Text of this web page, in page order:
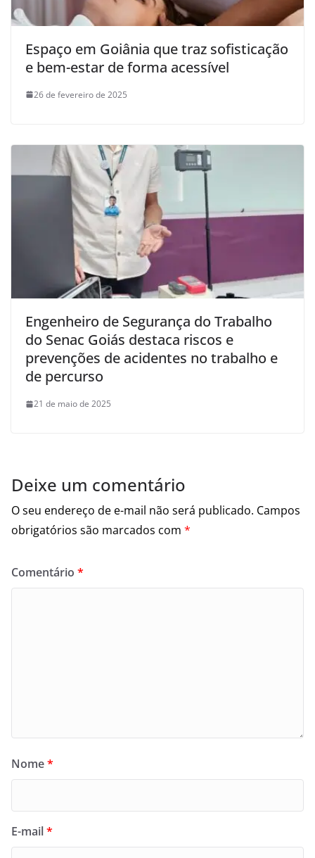
Espaço em Goiânia que traz sofisticação
e bem-estar de forma acessível
26 de fevereiro de 2025
Engenheiro de Segurança do Trabalho
do Senac Goiás destaca riscos e
prevenções de acidentes no trabalho e
de percurso
21 de maio de 2025
Deixe um comentário
O seu endereço de e-mail não será publicado. Campos
obrigatórios são marcados com *
Comentário *
Nome*
E-mail*